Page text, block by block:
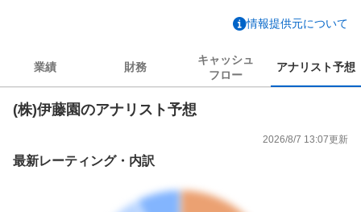
情報提供元について
業績 財務
キャッシュ
フロー
アナリスト予想
(株)伊藤園のアナリスト予想
2026/8/7 13:07更新
最新レーティング・内訳